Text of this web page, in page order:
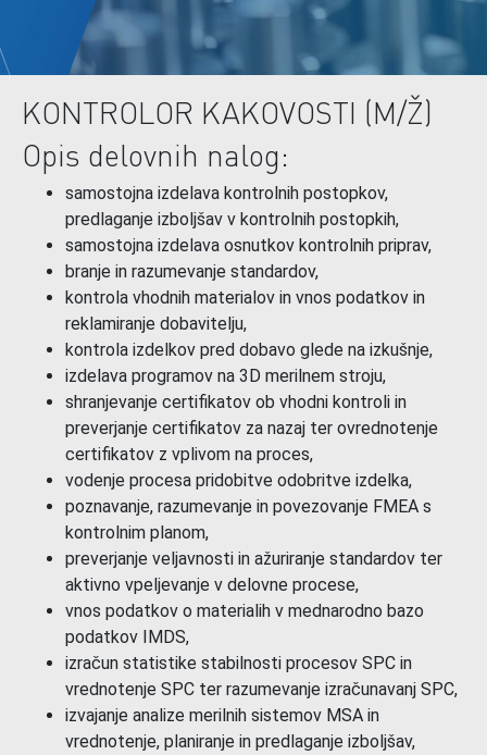
KONTROLOR KAKOVOSTI (M/Ž)
Opis delovnih nalog:
samostojna izdelava kontrolnih postopkov,
predlaganje izboljšav v kontrolnih postopkih,
samostojna izdelava osnutkov kontrolnih priprav,
branje in razumevanje standardov,
kontrola vhodnih materialov in vnos podatkov in
reklamiranje dobavitelju,
kontrola izdelkov pred dobavo glede na izkušnje,
izdelava programov na 3D merilnem stroju,
shranjevanje certifikatov ob vhodni kontroli in
preverjanje certifikatov za nazaj ter ovrednotenje
certifikatov z vplivom na proces,
vodenje procesa pridobitve odobritve izdelka,
poznavanje, razumevanje in povezovanje FMEA s
kontrolnim planom,
preverjanje veljavnosti in ažuriranje standardov ter
aktivno vpeljevanje v delovne procese,
vnos podatkov o materialih v mednarodno bazo
podatkov IMDS,
izračun statistike stabilnosti procesov SPC in
vrednotenje SPC ter razumevanje izračunavanj SPC,
izvajanje analize merilnih sistemov MSA in
vrednotenje, planiranje in predlaganje izboljšav,